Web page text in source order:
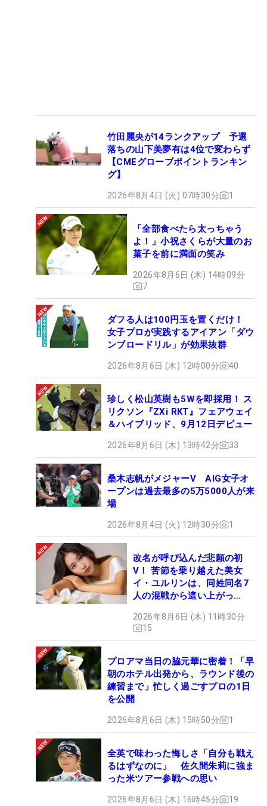
竹田麗央が14ランクアップ 予選
落ちの山下美夢有は4位で変わらず
【CMEグローブポイントランキン
グ】
2026年8月4日 (火) 07時30分 1
「全部食べたら太っちゃう
よ！」小祝さくらが大量のお
菓子を前に満面の笑み
2026年8月6日 (木) 14時09分
7
ダフる人は100円玉を置くだけ！
女子プロが実践するアイアン「ダウ
ンブロードリル」が効果抜群
2026年8月6日 (木) 12時00分 40
珍しく松山英樹も5Wを即採用！ ス
リクソン『ZXi RKT』フェアウェイ
＆ハイブリッド、9月12日デビュー
2026年8月6日 (木) 13時42分 33
桑木志帆がメジャーV AIG女子オ
ープンは過去最多の5万5000人が来
場
2026年8月4日 (火) 12時30分 1
改名が呼び込んだ悲願の初
V！ 苦節を乗り越えた美女
イ・ユルリンは、同姓同名7
人の混戦から這い上がっ
2026年8月6日 (木) 11時30分
15
プロアマ当日の脇元華に密着！「早
朝のホテル出発から、ラウンド後の
練習まで」忙しく過ごすプロの1日
を公開
2026年8月6日 (木) 15時50分 1
全英で味わった悔しさ「自分も戦え
るはずなのに」 佐久間朱莉に強ま
った米ツアー参戦への思い
2026年8月6日 (木) 16時45分 19